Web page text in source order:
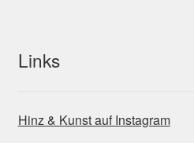
Links
Hinz & Kunst auf Instagram